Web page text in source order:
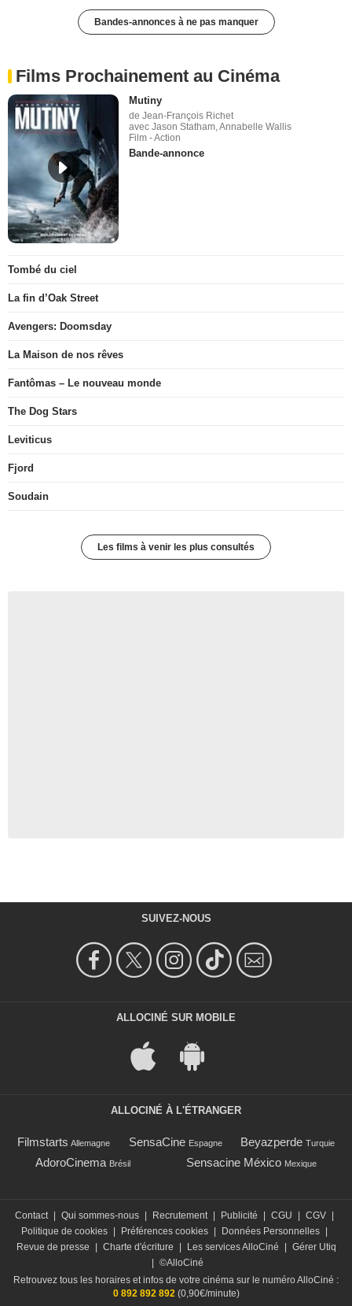
Bandes-annonces à ne pas manquer
Films Prochainement au Cinéma
Mutiny
de Jean-François Richet
avec Jason Statham, Annabelle Wallis
Film - Action
Bande-annonce
Tombé du ciel
La fin d’Oak Street
Avengers: Doomsday
La Maison de nos rêves
Fantômas – Le nouveau monde
The Dog Stars
Leviticus
Fjord
Soudain
Les films à venir les plus consultés
SUIVEZ-NOUS
ALLOCINÉ SUR MOBILE
ALLOCINÉ À L'ÉTRANGER
Filmstarts Allemagne SensaCine Espagne Beyazperde Turquie
AdoroCinema Brésil Sensacine México Mexique
Contact | Qui sommes-nous | Recrutement | Publicité | CGU | CGV |
Politique de cookies | Préférences cookies | Données Personnelles |
Revue de presse
| Charte d'écriture | Les services AlloCiné | Gérer Utiq
| ©AlloCiné
Retrouvez tous les horaires et infos de votre cinéma sur le numéro AlloCiné :
0 892 892 892 (0,90€/minute)